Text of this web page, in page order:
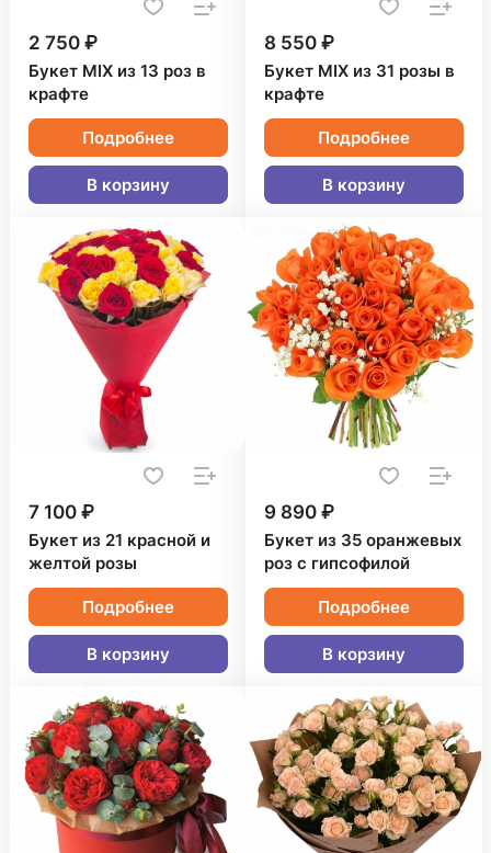
2 750 ₽
Букет MIX из 13 роз в
крафте
Подробнее
В корзину
8 550 ₽
Букет MIX из 31 розы в
крафте
Подробнее
В корзину
7 100 ₽
Букет из 21 красной и
желтой розы
Подробнее
В корзину
9 890 ₽
Букет из 35 оранжевых
роз с гипсофилой
Подробнее
В корзину